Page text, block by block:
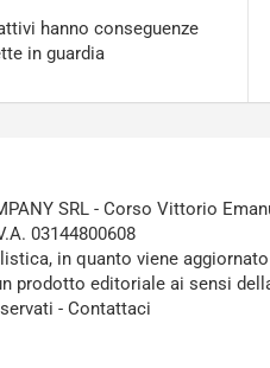
hanno conseguenze
in guardia
SRL - Corso Vittorio
03144800608
in quanto viene
prodotto editoriale ai sensi
- Contattaci